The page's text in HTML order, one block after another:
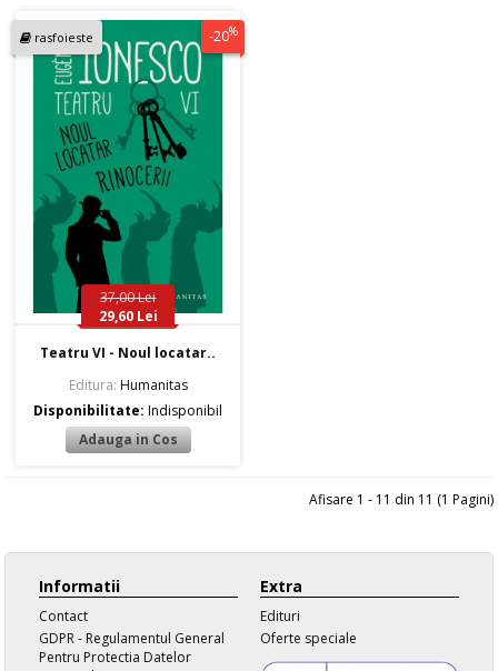
rasfoieste -20%
37,00 Lei
29,60 Lei
Teatru VI - Noul locatar..
Editura: Humanitas
Disponibilitate:Indisponibil
Afisare 1 - 11 din 11 (1 Pagini)
Informatii
Contact
GDPR - Regulamentul General
Pentru Protectia Datelor
Extra
Edituri
Oferte speciale